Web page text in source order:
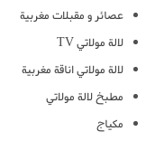
عصائر و مقبلات مغربية
لالة مولاتي TV
لالة مولاتي اناقة مغربية
مطبخ لالة مولاتي
مكياج